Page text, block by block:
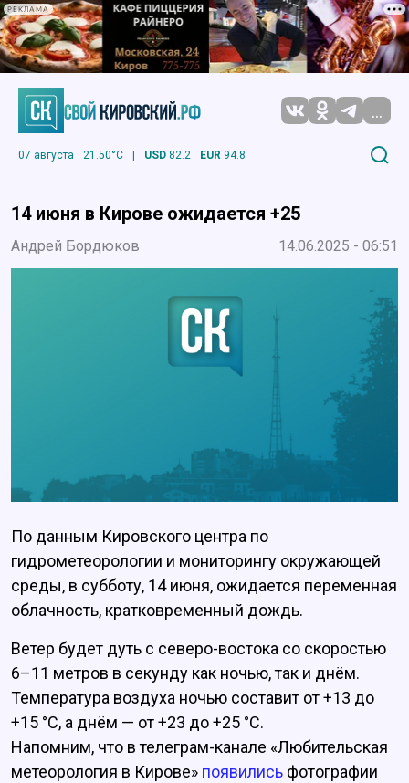
РЕКЛАМА
...
07 августа 21.50°C | USD 82.2 EUR 94.8
14 июня в Кирове ожидается +25
Андрей Бордюков 14.06.2025 - 06:51
По данным Кировского центра по
гидрометеорологии и мониторингу окружающей
среды, в субботу, 14 июня, ожидается переменная
облачность, кратковременный дождь.
Ветер будет дуть с северо-востока со скоростью
6–11 метров в секунду как ночью, так и днём.
Температура воздуха ночью составит от +13 до
+15 °C, а днём — от +23 до +25 °C.
Напомним, что в телеграм-канале «Любительская
метеорология в Кирове» появились фотографии